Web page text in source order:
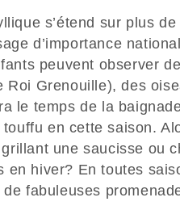
s’étend sur plus
d’importance
peuvent observer
Roi Grenouille), des
le temps de la
en cette saison.
une saucisse ou
en hiver? En toutes
de fabuleuses